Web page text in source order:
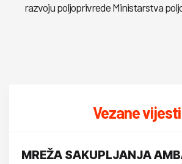
razvoju poljoprivrede Ministarstva
Vezane vijesti
MREŽA SAKUPLJANJA